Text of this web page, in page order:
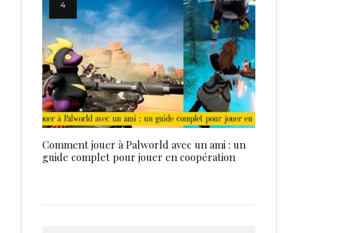
Comment jouer à Palworld avec un ami : un
guide complet pour jouer en coopération